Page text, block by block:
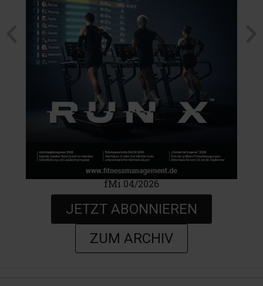
fMi 04/2026
JETZT ABONNIEREN
ZUM ARCHIV